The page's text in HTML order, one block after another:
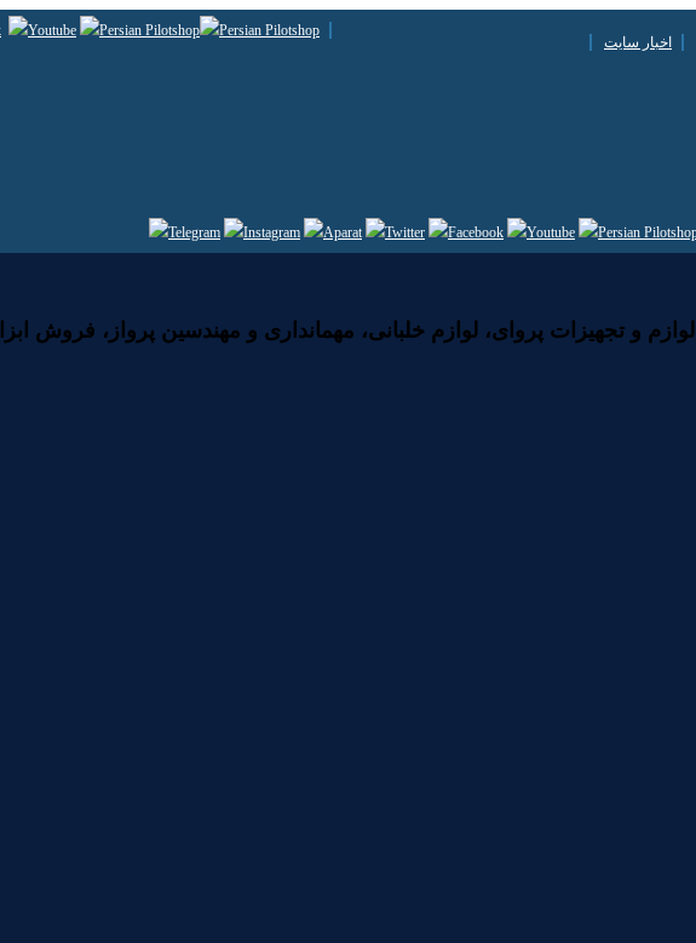
اخبار سایت
و تجهیزات پروای، لوازم خلبانی، مهمانداری و مهندسین پرواز، فروش